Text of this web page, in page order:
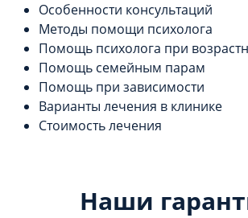
Особенности консультаций
Методы помощи психолога
Помощь психолога при
Помощь семейным парам
Помощь при зависимости
Варианты лечения в клинике
Стоимость лечения
Наши